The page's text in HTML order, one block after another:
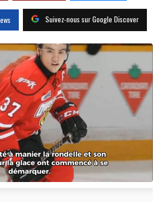
Suivez-nous sur Google Discover